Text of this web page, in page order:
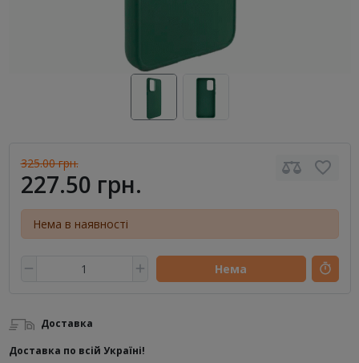
325.00 грн.
227.50 грн.
Нема в наявності
Нема
Доставка
Доставка по всій Україні!